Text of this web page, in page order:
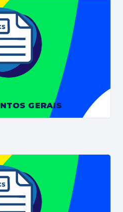
GERAIS